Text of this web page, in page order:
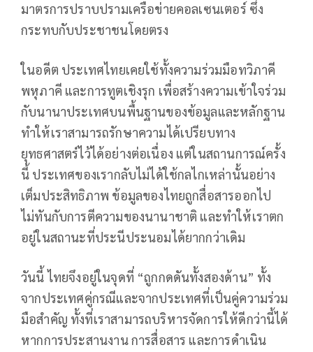
มาตรการปราบปรามเครือข่ายคอลเซนเตอร์ ซึ่ง
กระทบกับประชาชนโดยตรง
ในอดีต ประเทศไทยเคยใช้ทั้งความร่วมมือทวิภาคี
พหุภาคี และการทูตเชิงรุก เพื่อสร้างความเข้าใจร่วม
กับนานาประเทศบนพื้นฐานของข้อมูลและหลักฐาน
ทำให้เราสามารถรักษาความได้เปรียบทาง
ยุทธศาสตร์ไว้ได้อย่างต่อเนื่อง แต่ในสถานการณ์ครั้ง
นี้ ประเทศของเรากลับไม่ได้ใช้กลไกเหล่านั้นอย่าง
เต็มประสิทธิภาพ ข้อมูลของไทยถูกสื่อสารออกไป
ไม่ทันกับการตีความของนานาชาติ และทำให้เราตก
อยู่ในสถานะที่ประนีประนอมได้ยากกว่าเดิม
วันนี้ ไทยจึงอยู่ในจุดที่ “ถูกกดดันทั้งสองด้าน” ทั้ง
จากประเทศคู่กรณีและจากประเทศที่เป็นคู่ความร่วม
มือสำคัญ ทั้งที่เราสามารถบริหารจัดการให้ดีกว่านี้ได้
หากการประสานงาน การสื่อสาร และการดำเนิน